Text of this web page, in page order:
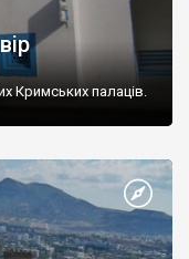
Кримських палаців.